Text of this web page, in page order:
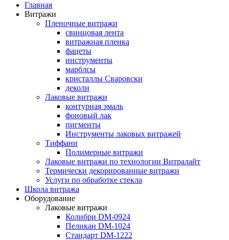
Главная
Витражи
Пленочные витражи
свинцовая лента
витражная пленка
фацеты
инструменты
марблсы
кристаллы Сваровски
деколи
Лаковые витражи
контурная эмаль
фоновый лак
пигменты
Инструменты лаковых витражей
Тиффани
Полимерные витражи
Лаковые витражи по технологии Витралайт
Термически декорированные витражи
Услуги по обработке стекла
Школа витража
Оборудование
Лаковые витражи
Колибри DM-0924
Пеликан DM-1024
Стандарт DM-1222